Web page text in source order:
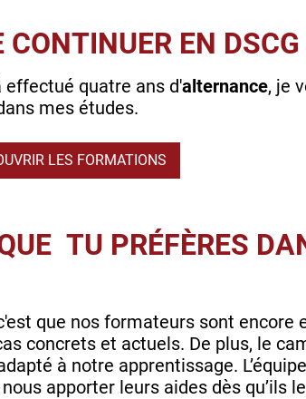
EN DSCG
effectué quatre ans d'alternance, je
mes études.
LES FORMATIONS
TU PRÉFÈRES
que nos formateurs sont encore
concrets et actuels. De plus, le
à notre apprentissage.
apporter leurs aides dès qu’ils